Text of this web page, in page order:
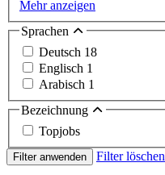
Mehr anzeigen
Sprachen
Deutsch 18
Englisch 1
Arabisch 1
Bezeichnung
Topjobs
Filter anwenden Filter löschen